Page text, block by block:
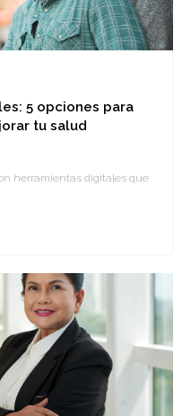
5 opciones para
tu salud
herramientas digitales que